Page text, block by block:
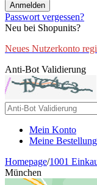
Anmelden
Passwort vergessen?
Neu bei Shopunits?
Neues Nutzerkonto
Anti-Bot Validierung
Mein Konto
Meine
Homepage/1001
München